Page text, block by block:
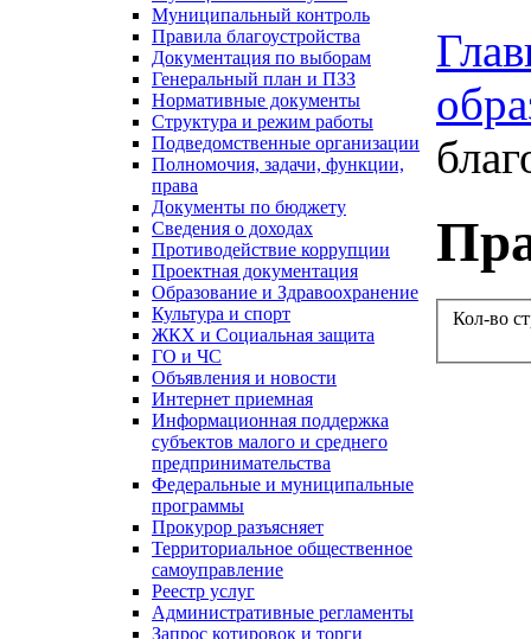
Муниципальный контроль
Правила благоустройства
Документация по выборам
Генеральный план и ПЗЗ
Нормативные документы
Структура и режим работы
Подведомственные организации
Полномочия, задачи, функции,
права
Документы по бюджету
Сведения о доходах
Противодействие коррупции
Проектная документация
Образование и Здравоохранение
Культура и спорт
ЖКХ и Социальная защита
ГО и ЧС
Объявления и новости
Интернет приемная
Информационная поддержка
субъектов малого и среднего
предпринимательства
Федеральные и муниципальные
программы
Прокурор разъясняет
Территориальное общественное
самоуправление
Реестр услуг
Административные регламенты
Запрос котировок и торги
Кол-во